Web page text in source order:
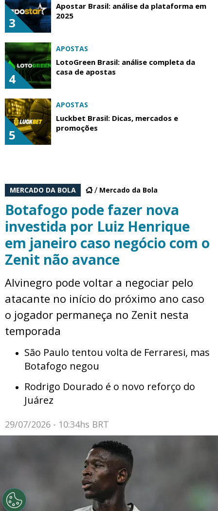
3
Apostar Brasil: análise da plataforma em
2025
4
APOSTAS
LotoGreen Brasil: análise completa da
casa de apostas
5
APOSTAS
Luckbet Brasil: Dicas, mercados e
promoções
MERCADO DA BOLA Mercado da Bola
Botafogo pode fazer nova
investida por Luiz Henrique
em janeiro caso negócio com o
Zenit não avance
Alvinegro pode voltar a negociar pelo
atacante no início do próximo ano caso
o jogador permaneça no Zenit nesta
temporada
São Paulo tentou volta de Ferraresi, mas
Botafogo negou
Rodrigo Dourado é o novo reforço do
Juárez
29/07/2026 - 10:34hs BRT